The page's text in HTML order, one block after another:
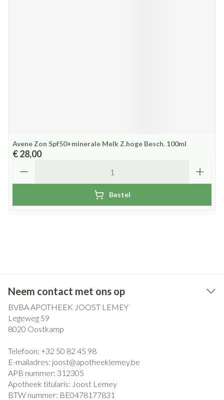
Avene Zon Spf50+minerale Melk Z.hoge Besch. 100ml
€ 28,00
Bestel
Neem contact met ons op
BVBA APOTHEEK JOOST LEMEY
Legeweg 59
8020 Oostkamp
Telefoon: +32 50 82 45 98
E-mailadres: joost@apotheeklemey.be
APB nummer: 312305
Apotheek titularis: Joost Lemey
BTW nummer: BE0478177831